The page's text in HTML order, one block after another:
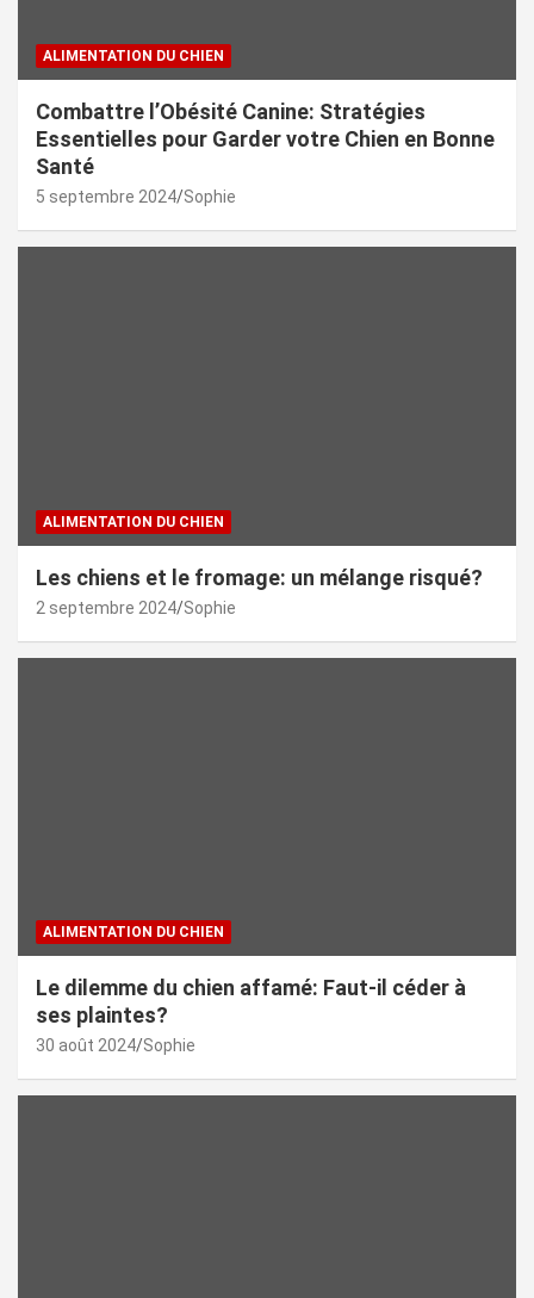
ALIMENTATION DU CHIEN
Combattre l’Obésité Canine: Stratégies
Essentielles pour Garder votre Chien en Bonne
Santé
5 septembre 2024 Sophie
ALIMENTATION DU CHIEN
Les chiens et le fromage: un mélange risqué?
2 septembre 2024 Sophie
ALIMENTATION DU CHIEN
Le dilemme du chien affamé: Faut-il céder à
ses plaintes?
30 août 2024 Sophie